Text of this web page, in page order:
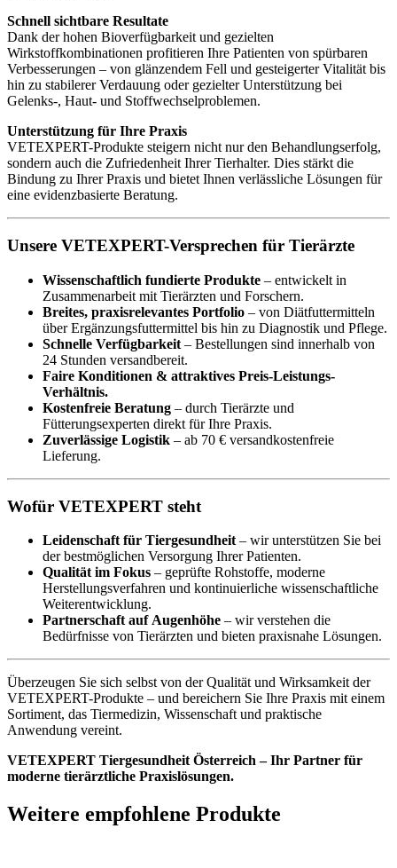
Schnell sichtbare Resultate
Dank der hohen Bioverfügbarkeit und gezielten
Wirkstoffkombinationen profitieren Ihre Patienten von spürbaren
Verbesserungen – von glänzendem Fell und gesteigerter Vitalität bis
hin zu stabilerer Verdauung oder gezielter Unterstützung bei
Gelenks-, Haut- und Stoffwechselproblemen.
Unterstützung für Ihre Praxis
VETEXPERT-Produkte steigern nicht nur den Behandlungserfolg,
sondern auch die Zufriedenheit Ihrer Tierhalter. Dies stärkt die
Bindung zu Ihrer Praxis und bietet Ihnen verlässliche Lösungen für
eine evidenzbasierte Beratung.
Unsere VETEXPERT-Versprechen für Tierärzte
Wissenschaftlich fundierte Produkte – entwickelt in
Zusammenarbeit mit Tierärzten und Forschern.
Breites, praxisrelevantes Portfolio – von Diätfuttermitteln
über Ergänzungsfuttermittel bis hin zu Diagnostik und Pflege.
Schnelle Verfügbarkeit – Bestellungen sind innerhalb von
24 Stunden versandbereit.
Faire Konditionen & attraktives Preis-Leistungs-
Verhältnis.
Kostenfreie Beratung – durch Tierärzte und
Fütterungsexperten direkt für Ihre Praxis.
Zuverlässige Logistik – ab 70 € versandkostenfreie
Lieferung.
Wofür VETEXPERT steht
Leidenschaft für Tiergesundheit – wir unterstützen Sie bei
der bestmöglichen Versorgung Ihrer Patienten.
Qualität im Fokus – geprüfte Rohstoffe, moderne
Herstellungsverfahren und kontinuierliche wissenschaftliche
Weiterentwicklung.
Partnerschaft auf Augenhöhe – wir verstehen die
Bedürfnisse von Tierärzten und bieten praxisnahe Lösungen.
Überzeugen Sie sich selbst von der Qualität und Wirksamkeit der
VETEXPERT-Produkte – und bereichern Sie Ihre Praxis mit einem
Sortiment, das Tiermedizin, Wissenschaft und praktische
Anwendung vereint.
VETEXPERT Tiergesundheit Österreich – Ihr Partner für
moderne tierärztliche Praxislösungen.
Weitere empfohlene Produkte